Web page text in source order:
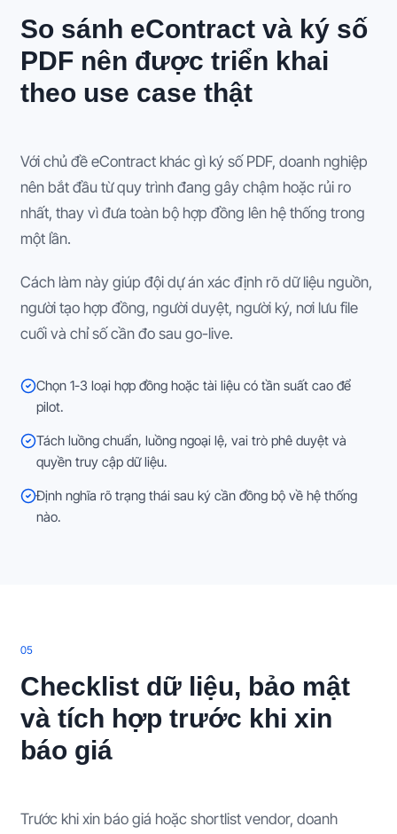
So sánh eContract và ký số
PDF nên được triển khai
theo use case thật
Với chủ đề eContract khác gì ký số PDF, doanh nghiệp
nên bắt đầu từ quy trình đang gây chậm hoặc rủi ro
nhất, thay vì đưa toàn bộ hợp đồng lên hệ thống trong
một lần.
Cách làm này giúp đội dự án xác định rõ dữ liệu nguồn,
người tạo hợp đồng, người duyệt, người ký, nơi lưu file
cuối và chỉ số cần đo sau go-live.
Chọn 1-3 loại hợp đồng hoặc tài liệu có tần suất cao để
pilot.
Tách luồng chuẩn, luồng ngoại lệ, vai trò phê duyệt và
quyền truy cập dữ liệu.
Định nghĩa rõ trạng thái sau ký cần đồng bộ về hệ thống
nào.
05
Checklist dữ liệu, bảo mật
và tích hợp trước khi xin
báo giá
Trước khi xin báo giá hoặc shortlist vendor, doanh